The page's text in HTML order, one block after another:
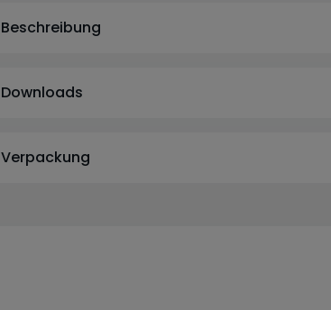
Beschreibung
Downloads
Verpackung